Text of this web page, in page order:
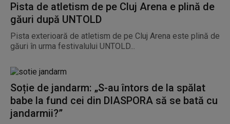
Pista de atletism de pe Cluj Arena e plină de
găuri după UNTOLD
Pista exterioară de atletism de pe Cluj Arena este plină de
găuri în urma festivalului UNTOLD...
Soție de jandarm: „S-au întors de la spălat
babe la fund cei din DIASPORA să se bată cu
jandarmii?”